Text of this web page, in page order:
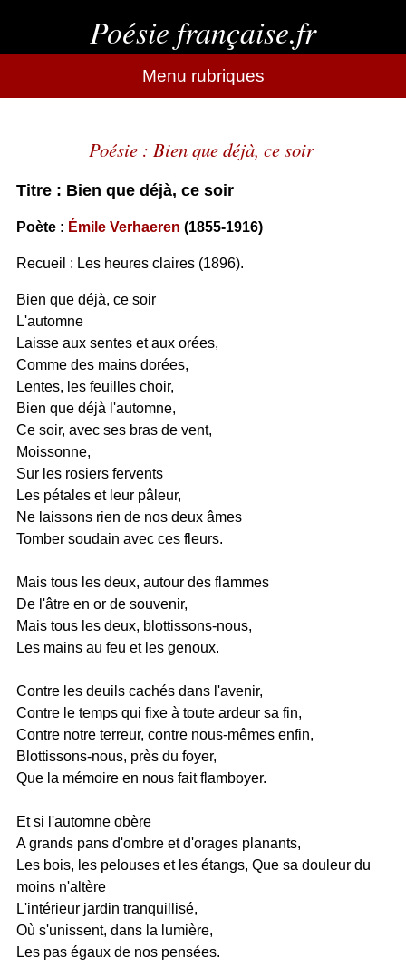
Poésie française.fr
Menu rubriques
Poésie : Bien que déjà, ce soir
Titre : Bien que déjà, ce soir
Poète : Émile Verhaeren (1855-1916)
Recueil : Les heures claires (1896).
Bien que déjà, ce soir
L'automne
Laisse aux sentes et aux orées,
Comme des mains dorées,
Lentes, les feuilles choir,
Bien que déjà l'automne,
Ce soir, avec ses bras de vent,
Moissonne,
Sur les rosiers fervents
Les pétales et leur pâleur,
Ne laissons rien de nos deux âmes
Tomber soudain avec ces fleurs.
Mais tous les deux, autour des flammes
De l'âtre en or de souvenir,
Mais tous les deux, blottissons-nous,
Les mains au feu et les genoux.
Contre les deuils cachés dans l'avenir,
Contre le temps qui fixe à toute ardeur sa fin,
Contre notre terreur, contre nous-mêmes enfin,
Blottissons-nous, près du foyer,
Que la mémoire en nous fait flamboyer.
Et si l'automne obère
A grands pans d'ombre et d'orages planants,
Les bois, les pelouses et les étangs, Que sa douleur du
moins n'altère
L'intérieur jardin tranquillisé,
Où s'unissent, dans la lumière,
Les pas égaux de nos pensées.